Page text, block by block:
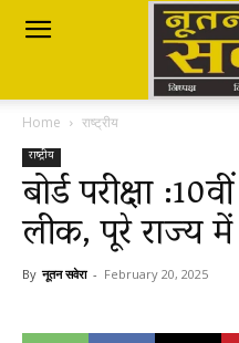
Nutan
Savera
नूतन
Home राष्ट्रीय
राष्ट्रीय
बोर्ड परीक्षा
लीक, पूरे राज्य में
By नूतन सवेरा - February 20, 2025